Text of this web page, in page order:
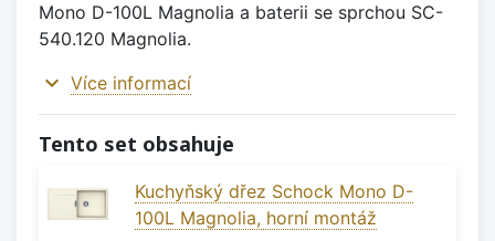
Mono D-100L Magnolia a baterii se sprchou SC-
540.120 Magnolia.
expand_more Více informací
Tento set obsahuje
Kuchyňský dřez Schock Mono D-
100L Magnolia, horní montáž